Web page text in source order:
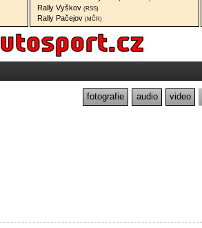
Rally Vyškov (RSS)
Rally Pačejov (MČR)
fotografie audio video